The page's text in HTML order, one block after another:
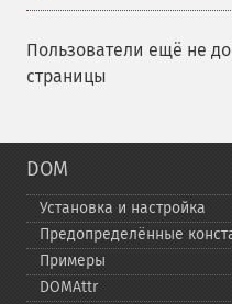
Пользователи ещё не
страницы
DOM
Установка и настройка
Предопределённые
Примеры
DOMAttr